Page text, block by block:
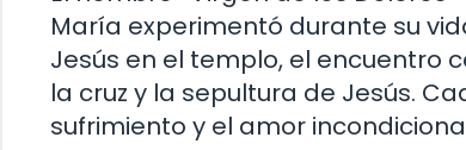
María experimentó durante su
Jesús en el templo, el encuentro
la cruz y la sepultura de Jesús.
sufrimiento y el amor